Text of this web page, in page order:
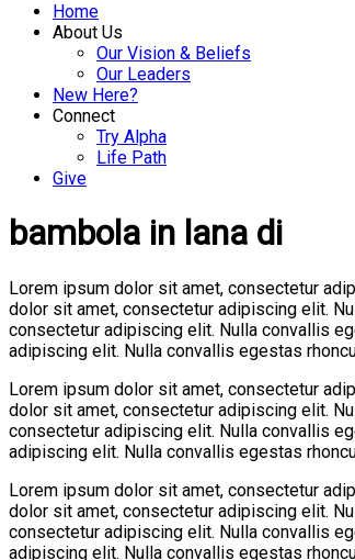
Home
About Us
Our Vision & Beliefs
Our Leaders
New Here?
Connect
Try Alpha
Life Path
Give
bambola in lana di
Lorem ipsum dolor sit amet, consectetur
dolor sit amet, consectetur adipiscing elit.
consectetur adipiscing elit. Nulla convallis
adipiscing elit. Nulla convallis egestas
Lorem ipsum dolor sit amet, consectetur
dolor sit amet, consectetur adipiscing elit.
consectetur adipiscing elit. Nulla convallis
adipiscing elit. Nulla convallis egestas
Lorem ipsum dolor sit amet, consectetur
dolor sit amet, consectetur adipiscing elit.
consectetur adipiscing elit. Nulla convallis
adipiscing elit. Nulla convallis egestas